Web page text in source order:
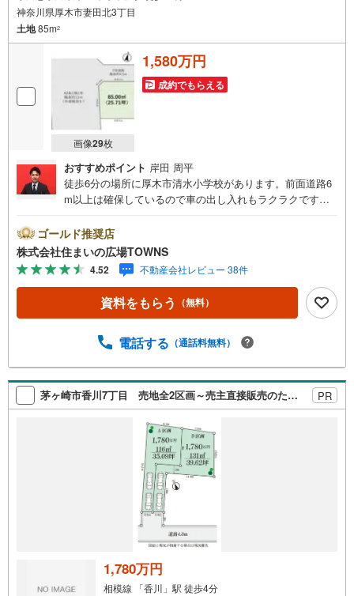
神奈川県厚木市妻田北3丁目
土地85m2
画像29枚
1,580万円
成約でもらえる
おすすめポイント 岸田 周平
徒歩6分の場所に厚木市清水小学校があります。前面道路6
m以上は確保しているので車の出し入れもラクラクです。
なっています。容積率・高さ制限が緩いことに加え、3000
平米までの店舗等の住宅以外の建築物も建てることが可能
な第一種住居地域です。土地面積は85平米（公簿）となっ
ております。売地をお探しの方には、こちらの売地はいか
がでしょうか。利便性のある角地で毎日を爽やかに送るこ
とができるのではないでしょうか。【年中無休/9:00～21:0
お電話下さい。「室内・現地を見学する」ボタンよりご予
っております。○住宅ローンのご相談○ライフプランのシミ
ュレーション■住まいの広場TOWNSからお客様へ経験豊富
なスタッフが親身になってお客様に合った物件をご紹介さ
せて頂きます！ /他社様掲載物件も併せてご紹介可能ですの
でお気軽にお問い合わせ下さい♪駐車場もございますの
で、お車でのお越しも大歓迎
ゴールド推奨店
株式会社住まいの広場TOWNS
4.52 不動産会社レビュー 38件
資料をもらう （無料）
電話する （通話料無料）
茅ヶ崎市香川7丁目 売地全2区画～売主直接販売のため、購入初期費用を抑えられます～ PR
1,780万円
相模線 「香川」駅 徒歩4分